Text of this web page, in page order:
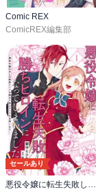
Comic REX
ComicREX編集部
セールあり
悪役令嬢に転生失敗して勝ちヒロインになってしまいました